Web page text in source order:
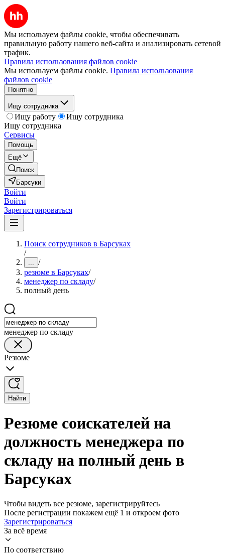
Мы используем файлы cookie, чтобы обеспечивать
правильную работу нашего веб-сайта и анализировать сетевой
трафик.
Правила использования файлов cookie
Мы используем файлы cookie. Правила использования
файлов cookie
Понятно
Ищу сотрудника
Ищу работу
Ищу сотрудника
Ищу сотрудника
Сервисы
Помощь
Ещё
Поиск
Барсуки
Войти
Войти
Зарегистрироваться
Поиск сотрудников в Барсуках
/
... /
резюме в Барсуках/
менеджер по складу/
полный день
менеджер по складу
Резюме
Найти
Резюме соискателей на
должность менеджера по
складу на полный день в
Барсуках
Чтобы видеть все резюме, зарегистрируйтесь
После регистрации покажем ещё 1 и откроем фото
Зарегистрироваться
За всё время
По соответствию